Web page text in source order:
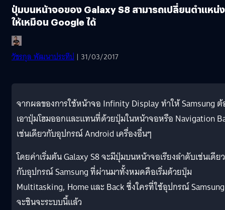
ปุ่มบนหน้าจอของ Galaxy S8 สามารถเปลี่ยนตำแหน่ง
ให้เหมือน Google ได้
วัชรกุล พัฒนาประทีป | 31/03/2017
จากผลของการใช้หน้าจอ Infinity Display ทำให้ Samsung ต้
เอาปุ่มโฮมออกและแทนที่ด้วยปุ่มในหน้าจอหรือ Navigation
เช่นเดียวกับอุปกรณ์ Android เครื่องอื่นๆ
โดยค่าเริ่มต้น Galaxy S8 จะมีปุ่มบนหน้าจอเรียงลำดับเช่นเดียว
กับอุปกรณ์ Samsung ที่ผ่านมาทั้งหมดคือเริ่มด้วยปุ่ม
Multitasking, Home และ Back ซึ่งใครที่ใช้อุปกรณ์
จะชินจะระบบนี้แล้ว